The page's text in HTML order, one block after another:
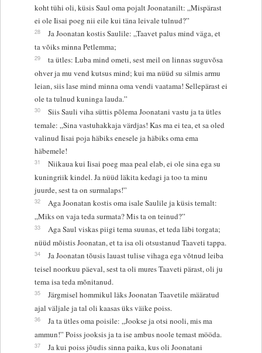
koht tühi oli, küsis Saul oma pojalt Joonatanilt: „Mispärast
ei ole Iisai poeg nii eile kui täna leivale tulnud?”
28
Ja Joonatan kostis Saulile: „Taavet palus mind väga, et
ta võiks minna Petlemma;
29
ta ütles: Luba mind ometi, sest meil on linnas suguvõsa
ohver ja mu vend kutsus mind; kui ma nüüd su silmis armu
leian, siis lase mind minna oma vendi vaatama! Sellepärast ei
ole ta tulnud kuninga lauda.”
30
Siis Sauli viha süttis põlema Joonatani vastu ja ta ütles
temale: „Sina vastuhakkaja värdjas! Kas ma ei tea, et sa oled
valinud Iisai poja häbiks enesele ja häbiks oma ema
häbemele!
31
Niikaua kui Iisai poeg maa peal elab, ei ole sina ega su
kuningriik kindel. Ja nüüd läkita kedagi ja too ta minu
juurde, sest ta on surmalaps!”
32
Aga Joonatan kostis oma isale Saulile ja küsis temalt:
„Miks on vaja teda surmata? Mis ta on teinud?”
33
Aga Saul viskas piigi tema suunas, et teda läbi torgata;
nüüd mõistis Joonatan, et ta isa oli otsustanud Taaveti tappa.
34
Ja Joonatan tõusis lauast tulise vihaga ega võtnud leiba
teisel noorkuu päeval, sest ta oli mures Taaveti pärast, oli ju
tema isa teda mõnitanud.
35
Järgmisel hommikul läks Joonatan Taavetile määratud
ajal väljale ja tal oli kaasas üks väike poiss.
36
Ja ta ütles oma poisile: „Jookse ja otsi nooli, mis ma
ammun!” Poiss jooksis ja ta ise ambus noole temast mööda.
37 Ja kui poiss jõudis sinna paika, kus oli Joonatani